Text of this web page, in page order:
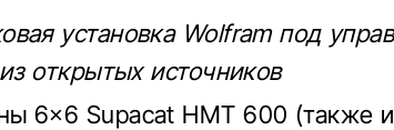
установка Wolfram под
открытых источников
6×6 Supacat HMT 600 (также